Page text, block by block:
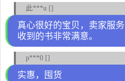
此***u []
真心很好的宝贝，卖家服
收到的书非常满意。
p***0 []
实惠，囤货